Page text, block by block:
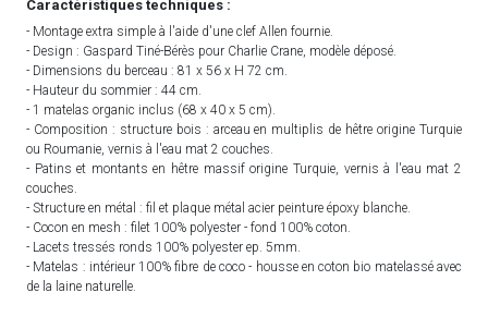
Caractéristiques techniques :
- Montage extra simple à l'aide d'une clef Allen fournie.
- Design : Gaspard Tiné-Bérès pour Charlie Crane, modèle déposé.
- Dimensions du berceau : 81 x 56 x H 72 cm.
- Hauteur du sommier : 44 cm.
- 1 matelas organic inclus (68 x 40 x 5 cm).
- Composition : structure bois : arceau en multiplis de hêtre origine Turquie
ou Roumanie, vernis à l'eau mat 2 couches.
- Patins et montants en hêtre massif origine Turquie, vernis à l'eau mat 2
couches.
- Structure en métal : fil et plaque métal acier peinture époxy blanche.
- Cocon en mesh : filet 100% polyester - fond 100% coton.
- Lacets tressés ronds 100% polyester ep. 5mm.
- Matelas : intérieur 100% fibre de coco - housse en coton bio matelassé avec
de la laine naturelle.